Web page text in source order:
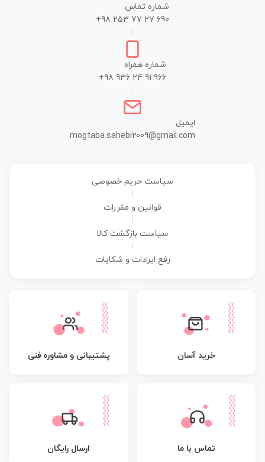
شماره تماس
+98 253 77 27 690
شماره همراه
+98 936 24 91 966
ایمیل
mogtaba.sahebi2009@gmail.com
سیاست حریم خصوصی
قوانین و مقررات
سیاست بازگشت کالا
رفع ایرادات و شکایات
خرید آسان پشتیبانی و مشاوره فنی
تماس با ما ارسال رایگان